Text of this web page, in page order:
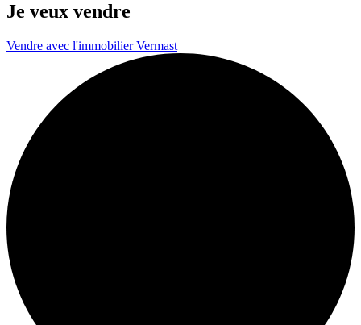
Je veux vendre
Vendre avec l'immobilier Vermast